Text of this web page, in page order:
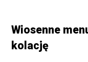
Wiosenne
kolację